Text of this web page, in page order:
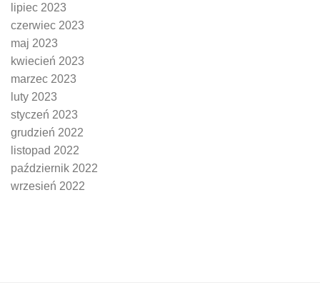
lipiec 2023
czerwiec 2023
maj 2023
kwiecień 2023
marzec 2023
luty 2023
styczeń 2023
grudzień 2022
listopad 2022
październik 2022
wrzesień 2022